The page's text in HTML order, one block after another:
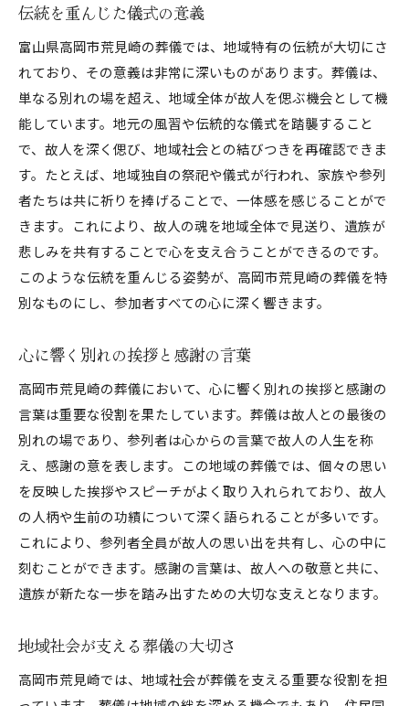
故人との思い出を振り返るひととき
心に安らぎをもたらす葬儀の時間
家族の絆を再確認する場
癒しと再生のための時間
心の整理を促す葬儀の一幕
新たな未来へ進むための大切な時間
高岡市荒見崎で体感する葬儀の新たな可能性
革新的な葬儀サービスの提案
地域と融合する新しい葬儀スタイル
未来を見据えた葬儀のあり方
個々のニーズに応える柔軟なプラン
心に寄り添う葬儀の進化
伝統を重んじた儀式の意義
富山県高岡市荒見崎の葬儀では、地域特有の伝統が大切にさ
れており、その意義は非常に深いものがあります。葬儀は、
単なる別れの場を超え、地域全体が故人を偲ぶ機会として機
能しています。地元の風習や伝統的な儀式を踏襲すること
で、故人を深く偲び、地域社会との結びつきを再確認できま
す。たとえば、地域独自の祭祀や儀式が行われ、家族や参列
者たちは共に祈りを捧げることで、一体感を感じることがで
きます。これにより、故人の魂を地域全体で見送り、遺族が
悲しみを共有することで心を支え合うことができるのです。
このような伝統を重んじる姿勢が、高岡市荒見崎の葬儀を特
別なものにし、参加者すべての心に深く響きます。
心に響く別れの挨拶と感謝の言葉
高岡市荒見崎の葬儀において、心に響く別れの挨拶と感謝の
言葉は重要な役割を果たしています。葬儀は故人との最後の
別れの場であり、参列者は心からの言葉で故人の人生を称
え、感謝の意を表します。この地域の葬儀では、個々の思い
を反映した挨拶やスピーチがよく取り入れられており、故人
の人柄や生前の功績について深く語られることが多いです。
これにより、参列者全員が故人の思い出を共有し、心の中に
刻むことができます。感謝の言葉は、故人への敬意と共に、
遺族が新たな一歩を踏み出すための大切な支えとなります。
地域社会が支える葬儀の大切さ
高岡市荒見崎では、地域社会が葬儀を支える重要な役割を担